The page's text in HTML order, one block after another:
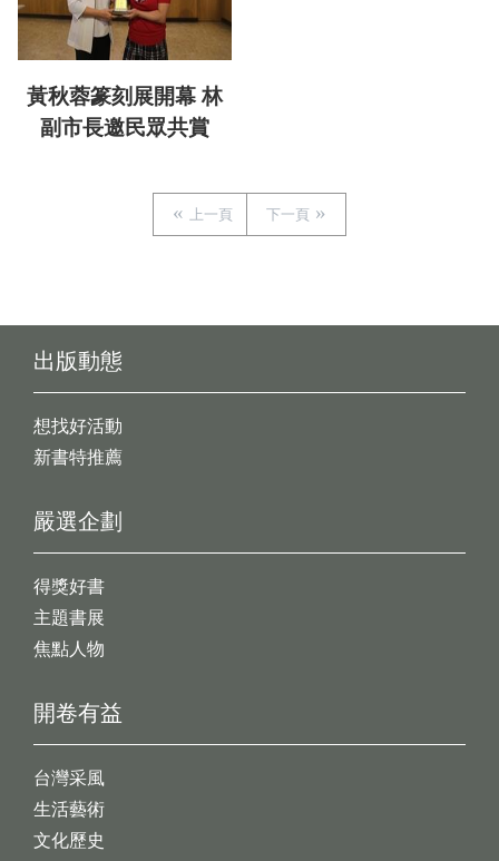
黃秋蓉篆刻展開幕 林
副市長邀民眾共賞
上一頁 下一頁
出版動態
想找好活動
新書特推薦
開卷有益
台灣采風
生活藝術
文化歷史
嚴選企劃
得獎好書
主題書展
焦點人物